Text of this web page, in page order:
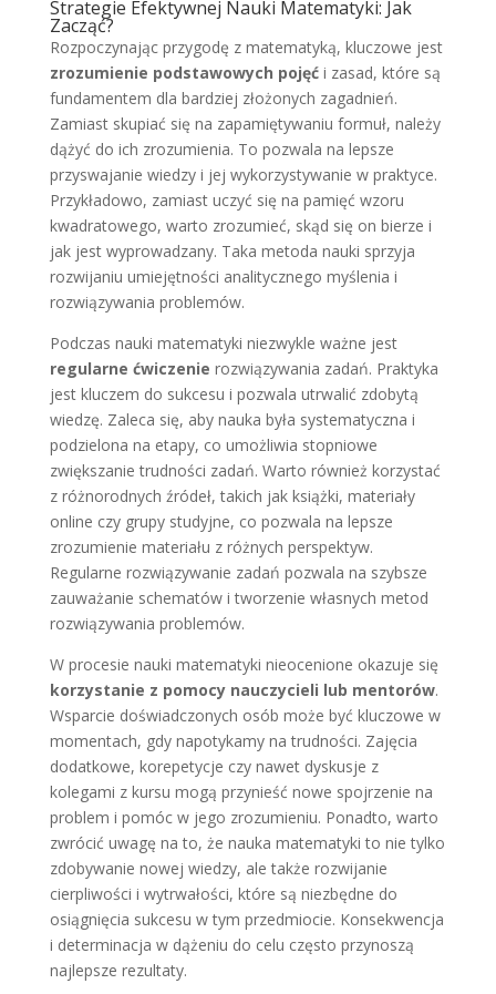
Strategie Efektywnej Nauki Matematyki: Jak
Zacząć?
Rozpoczynając przygodę z matematyką, kluczowe jest
zrozumienie podstawowych pojęći zasad, które są
fundamentem dla bardziej złożonych zagadnień.
Zamiast skupiać się na zapamiętywaniu formuł, należy
dążyć do ich zrozumienia. To pozwala na lepsze
przyswajanie wiedzy i jej wykorzystywanie w praktyce.
Przykładowo, zamiast uczyć się na pamięć wzoru
kwadratowego, warto zrozumieć, skąd się on bierze i
jak jest wyprowadzany. Taka metoda nauki sprzyja
rozwijaniu umiejętności analitycznego myślenia i
rozwiązywania problemów.
Podczas nauki matematyki niezwykle ważne jest
regularne ćwiczenie rozwiązywania zadań. Praktyka
jest kluczem do sukcesu i pozwala utrwalić zdobytą
wiedzę. Zaleca się, aby nauka była systematyczna i
podzielona na etapy, co umożliwia stopniowe
zwiększanie trudności zadań. Warto również korzystać
z różnorodnych źródeł, takich jak książki, materiały
online czy grupy studyjne, co pozwala na lepsze
zrozumienie materiału z różnych perspektyw.
Regularne rozwiązywanie zadań pozwala na szybsze
zauważanie schematów i tworzenie własnych metod
rozwiązywania problemów.
W procesie nauki matematyki nieocenione okazuje się
korzystanie z pomocy nauczycieli lub mentorów.
Wsparcie doświadczonych osób może być kluczowe w
momentach, gdy napotykamy na trudności. Zajęcia
dodatkowe, korepetycje czy nawet dyskusje z
kolegami z kursu mogą przynieść nowe spojrzenie na
problem i pomóc w jego zrozumieniu. Ponadto, warto
zwrócić uwagę na to, że nauka matematyki to nie tylko
zdobywanie nowej wiedzy, ale także rozwijanie
cierpliwości i wytrwałości, które są niezbędne do
osiągnięcia sukcesu w tym przedmiocie. Konsekwencja
i determinacja w dążeniu do celu często przynoszą
najlepsze rezultaty.